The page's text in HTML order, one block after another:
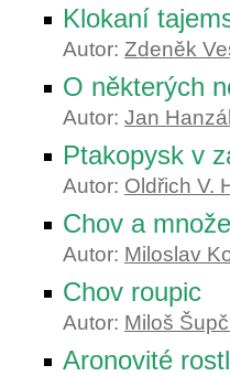
Klokaní
Autor: Zdeněk
O některých
Autor: Jan
Ptakopysk v
Autor: Oldřich V.
Chov a
Autor: Miloslav
Chov roupic
Autor: Miloš
Aronovité